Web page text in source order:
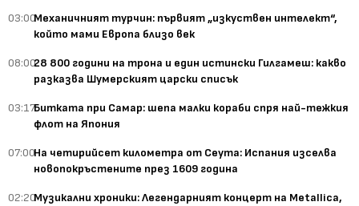
03:00Механичният турчин: първият „изкуствен интелект“,
който мами Европа близо век
08:0028 800 години на трона и един истински Гилгамеш: какво
разказва Шумерският царски списък
03:17Битката при Самар: шепа малки кораби спря най-тежкия
флот на Япония
07:00На четирийсет километра от Сеута: Испания изселва
новопокръстените през 1609 година
02:20Музикални хроники: Легендарният концерт на Metallica,